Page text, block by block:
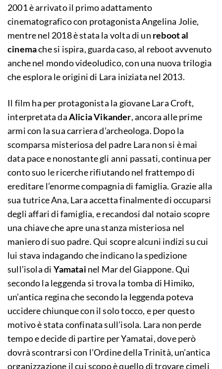
2001 è arrivato il primo adattamento
cinematografico con protagonista Angelina Jolie,
mentre nel 2018 è stata la volta di un reboot al
cinemache si ispira, guarda caso, al reboot avvenuto
anche nel mondo videoludico, con una nuova trilogia
che esplora le origini di Lara iniziata nel 2013.
Il film ha per protagonista la giovane Lara Croft,
interpretata daAlicia Vikander, ancora alle prime
armi con la sua carriera d’archeologa. Dopo la
scomparsa misteriosa del padre Lara non si è mai
data pace e nonostante gli anni passati, continua per
conto suo le ricerche rifiutando nel frattempo di
ereditare l’enorme compagnia di famiglia. Grazie alla
sua tutrice Ana, Lara accetta finalmente di occuparsi
degli affari di famiglia, e recandosi dal notaio scopre
una chiave che apre una stanza misteriosa nel
maniero di suo padre. Qui scopre alcuni indizi su cui
lui stava indagando che indicano la spedizione
sull’isola di Yamatai nel Mar del Giappone. Qui
secondo la leggenda si trova la tomba di Himiko,
un’antica regina che secondo la leggenda poteva
uccidere chiunque con il solo tocco, e per questo
motivo è stata confinata sull’isola. Lara non perde
tempo e decide di partire per Yamatai, dove però
dovrà scontrarsi con l’Ordine della Trinità, un’antica
organizzazione il cui scopo è quello di trovare cimeli